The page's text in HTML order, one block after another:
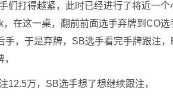
们打得越紧，此时已经进行了将近一个
在这一桌，翻前前面选手弃牌到CO选
，于是弃牌，SB选手看完手牌跟注
12.5万，SB选手想了想继续跟注，